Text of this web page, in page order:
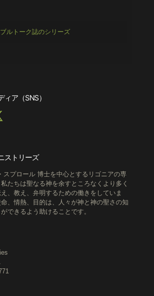
ルトーク誌のシリーズ
ィア（SNS）
ストリーズ
スプロール 博士を中心とするリゴニアの専
たちは聖なる神を余すところなくより多く
、教え、弁明するための働きをしていま
、情熱、目的は、人々が神と神の聖さの知
できるよう助けることです。